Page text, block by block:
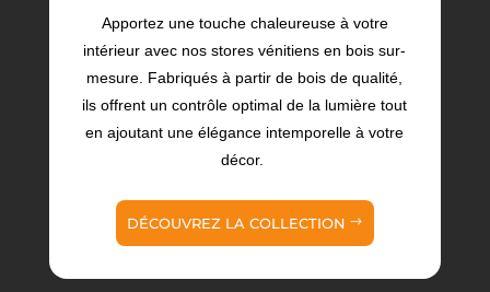
Apportez une touche chaleureuse à votre
intérieur avec nos stores vénitiens en bois sur-
mesure. Fabriqués à partir de bois de qualité,
ils offrent un contrôle optimal de la lumière tout
en ajoutant une élégance intemporelle à votre
décor.
DÉCOUVREZ LA COLLECTION